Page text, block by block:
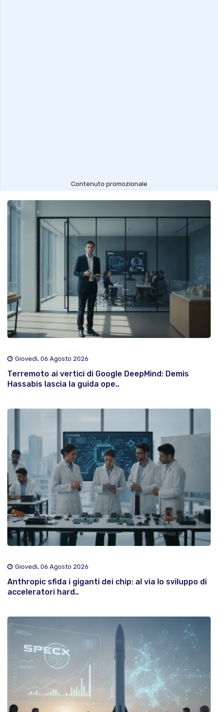
Contenuto promozionale
Giovedì, 06 Agosto 2026
Terremoto ai vertici di Google DeepMind: Demis
Hassabis lascia la guida ope..
Giovedì, 06 Agosto 2026
Anthropic sfida i giganti dei chip: al via lo sviluppo di
acceleratori hard..